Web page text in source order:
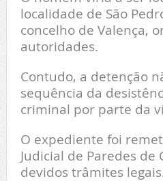
localidade de São
concelho de Valença,
autoridades.
Contudo, a detenção
sequência da
criminal por parte da
O expediente foi
Judicial de Paredes de
devidos trâmites